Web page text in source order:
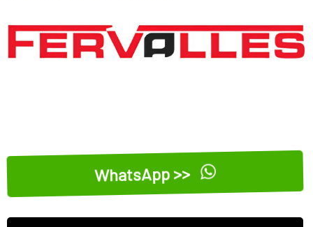
WhatsApp >>